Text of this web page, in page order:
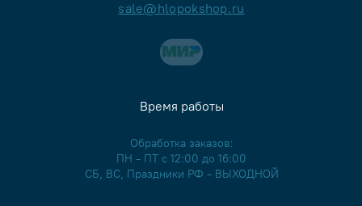
sale@hlopokshop.ru
Время работы
Обработка заказов:
ПН - ПТ с 12:00 до 16:00
СБ, ВС, Праздники РФ - ВЫХОДНОЙ